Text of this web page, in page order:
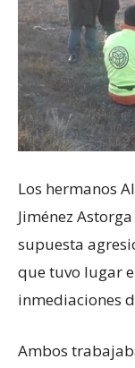
Los hermanos
Jiménez
supuesta
que tuvo lugar
inmediaciones
Ambos